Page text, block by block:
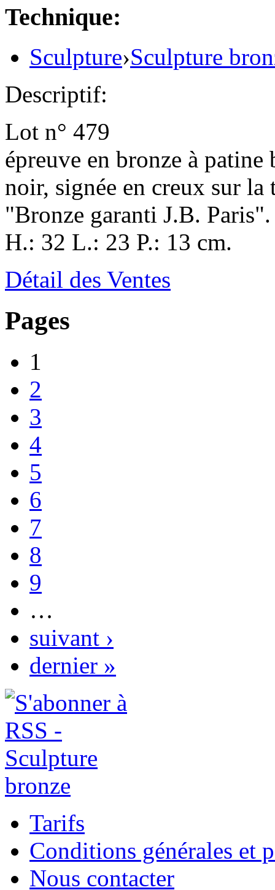
Technique:
Sculpture›Sculpture
Descriptif:
Lot n° 479
épreuve en bronze à
noir, signée en creux sur la
"Bronze garanti J.B. Paris".
H.: 32 L.: 23 P.: 13 cm.
Détail des Ventes
Pages
1
2
3
4
5
6
7
8
9
…
suivant ›
dernier »
Tarifs
Conditions générales et
Nous contacter